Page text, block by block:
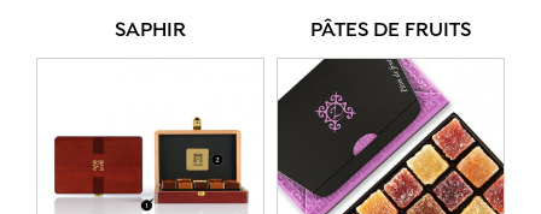
SAPHIR PÂTES DE FRUITS